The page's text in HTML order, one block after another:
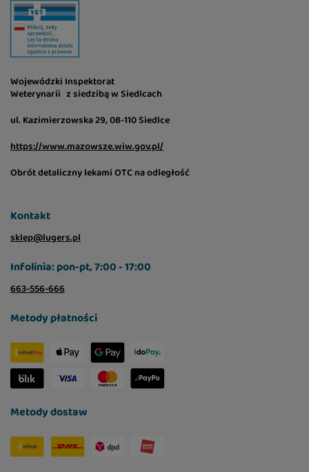
Wojewódzki Inspektorat
Weterynarii z siedzibą w Siedlcach
ul. Kazimierzowska 29, 08-110 Siedlce
https://www.mazowsze.wiw.gov.pl/
Obrót detaliczny lekami OTC na odległość
Kontakt
sklep@lugers.pl
Infolinia: pon-pt, 7:00 - 17:00
663-556-666
Metody płatności
Metody dostaw